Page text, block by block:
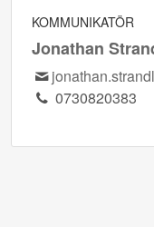
KOMMUNIKATÖR
Jonathan
0730820383